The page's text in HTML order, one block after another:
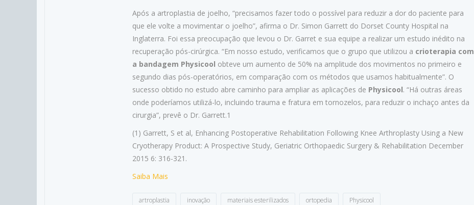
Após a artroplastia de joelho, “precisamos fazer todo o possível para reduzir a dor do paciente para
que ele volte a movimentar o joelho”, afirma o Dr. Simon Garrett do Dorset County Hospital na
Inglaterra. Foi essa preocupação que levou o Dr. Garret e sua equipe a realizar um estudo inédito na
recuperação pós-cirúrgica. “Em nosso estudo, verificamos que o grupo que utilizou a crioterapia com
a bandagem Physicool obteve um aumento de 50% na amplitude dos movimentos no primeiro e
segundo dias pós-operatórios, em comparação com os métodos que usamos habitualmente”. O
sucesso obtido no estudo abre caminho para ampliar as aplicações de Physicool. “Há outras áreas
onde poderíamos utilizá-lo, incluindo trauma e fratura em tornozelos, para reduzir o inchaço antes da
cirurgia”, prevê o Dr. Garrett.1
(1) Garrett, S et al, Enhancing Postoperative Rehabilitation Following Knee Arthroplasty Using a New
Cryotherapy Product: A Prospective Study, Geriatric Orthopaedic Surgery & Rehabilitation December
2015 6: 316-321.
Saiba Mais
artroplastia inovação materiais esterilizados ortopedia Physicool